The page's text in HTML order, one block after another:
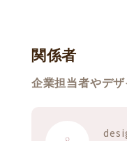
関係者
企業担当者やデ